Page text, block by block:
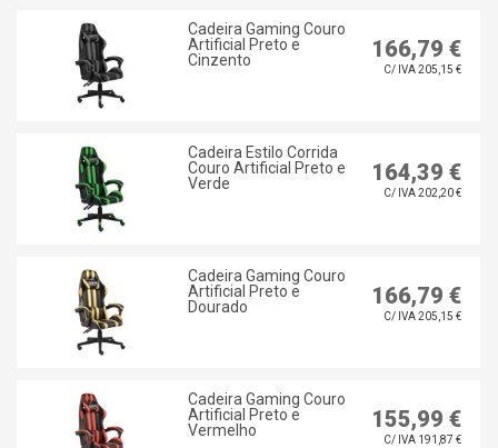
Cadeira Gaming Couro
Artificial Preto e
Cinzento
166,79 €
C/ IVA 205,15 €
Cadeira Estilo Corrida
Couro Artificial Preto e
Verde
164,39 €
C/ IVA 202,20 €
Cadeira Gaming Couro
Artificial Preto e
Dourado
166,79 €
C/ IVA 205,15 €
Cadeira Gaming Couro
Artificial Preto e
Vermelho
155,99 €
C/ IVA 191,87 €